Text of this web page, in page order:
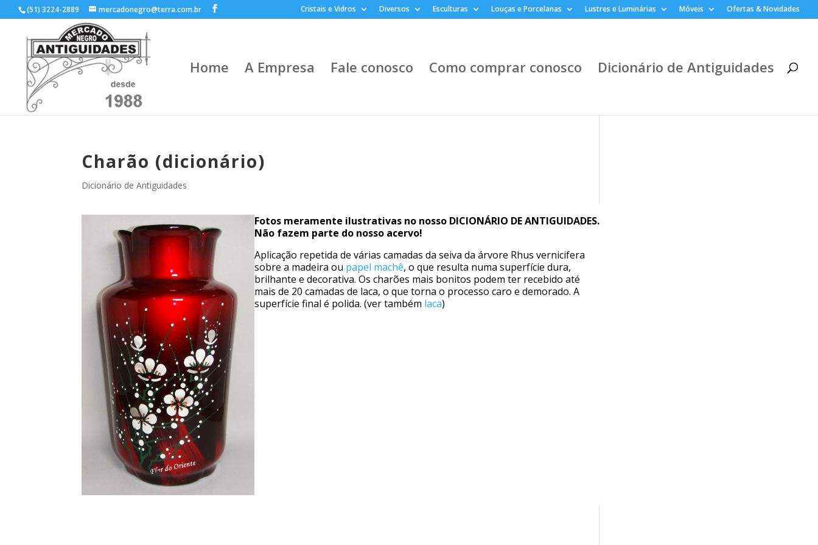
(51) 3224-2889 mercadonegro@terra.com.br Cristais e Vidros Diversos Esculturas Louças e Porcelanas Lustres e Luminárias Móveis Ofertas & Novidades
Home A Empresa Fale conosco Como comprar conosco Dicionário de Antiguidades
Charão (dicionário)
Dicionário de Antiguidades
Fotos meramente ilustrativas no nosso DICIONÁRIO DE ANTIGUIDADES.
Não fazem parte do nosso acervo!
Aplicação repetida de várias camadas da seiva da árvore Rhus vernicifera
sobre a madeira ou papel machê, o que resulta numa superfície dura,
brilhante e decorativa. Os charões mais bonitos podem ter recebido até
mais de 20 camadas de laca, o que torna o processo caro e demorado. A
superfície final é polida. (ver também laca)